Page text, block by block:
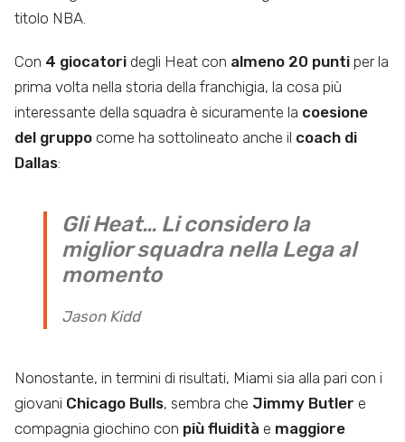
titolo NBA.
Con 4 giocatori degli Heat con almeno 20 punti per la
prima volta nella storia della franchigia, la cosa più
interessante della squadra è sicuramente la coesione
del gruppo come ha sottolineato anche il coach di
Dallas:
Gli Heat… Li considero la
miglior squadra nella Lega al
momento
Jason Kidd
Nonostante, in termini di risultati, Miami sia alla pari con i
giovani Chicago Bulls, sembra che Jimmy Butler e
compagnia giochino con più fluidità e maggiore